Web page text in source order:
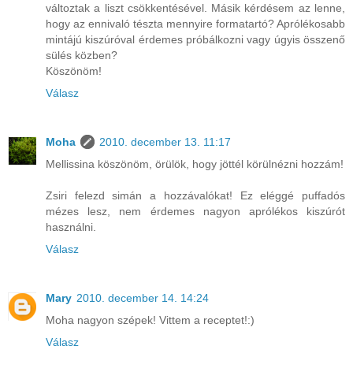
változtak a liszt csökkentésével. Másik kérdésem az lenne,
hogy az ennivaló tészta mennyire formatartó? Aprólékosabb
mintájú kiszúróval érdemes próbálkozni vagy úgyis összenő
sülés közben?
Köszönöm!
Válasz
Moha
2010. december 13. 11:17
Mellissina köszönöm, örülök, hogy jöttél körülnézni hozzám!
Zsiri felezd simán a hozzávalókat! Ez eléggé puffadós
mézes lesz, nem érdemes nagyon aprólékos kiszúrót
használni.
Válasz
Mary 2010. december 14. 14:24
Moha nagyon szépek! Vittem a receptet!:)
Válasz